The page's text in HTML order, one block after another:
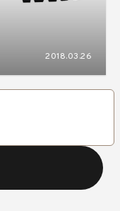
2018.03.26